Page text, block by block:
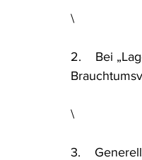
\
2.    Bei
\
3.